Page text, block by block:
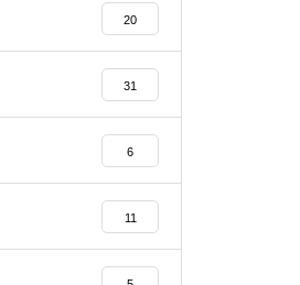
20
31
6
11